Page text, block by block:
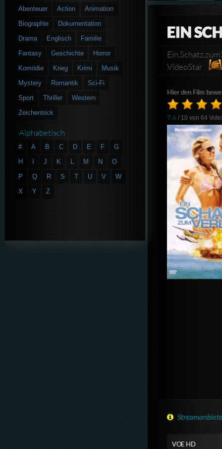
EIN
VideoStar
Hier den Film
7.6 / 10 von64
VOE HD
Abenteuer Action
Animation
Biographie
Dokumentation
Drama
Englisch
Familie
Fantasy
Geschichte
Horror
Komödie
Krieg Krimi
Musik
Mystery
Romantik
Sci-Fi
Sport
Thriller
Western
Zeichentrick
Alphabetisch
# A B C D E F
G
H
J K L M N
O
P
Q R S T U V
W
X
Y Z